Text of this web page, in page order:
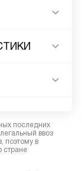
последних
ввоз
поэтому в
стране